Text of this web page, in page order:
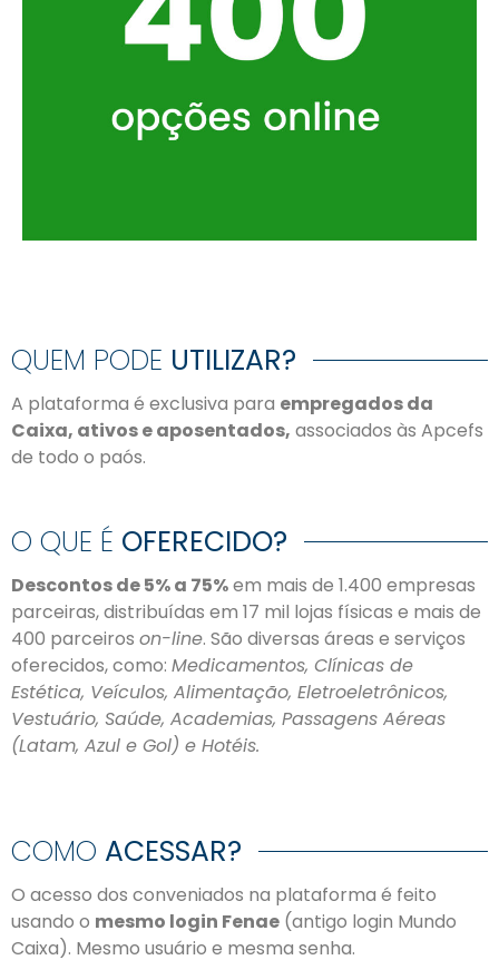
QUEM PODE UTILIZAR?
A plataforma é exclusiva para empregados da
Caixa, ativos e aposentados, associados às Apcefs
de todo o paós.
O QUE É OFERECIDO?
Descontos de 5% a 75%em mais de 1.400 empresas
parceiras, distribuídas em 17 mil lojas físicas e mais de
400 parceiros on-line. São diversas áreas e serviços
oferecidos, como: Medicamentos, Clínicas de
Estética, Veículos, Alimentação, Eletroeletrônicos,
Vestuário, Saúde, Academias, Passagens Aéreas
(Latam, Azul e Gol) e Hotéis.
COMO ACESSAR?
O acesso dos conveniados na plataforma é feito
usando o mesmo login Fenae (antigo login Mundo
Caixa). Mesmo usuário e mesma senha.